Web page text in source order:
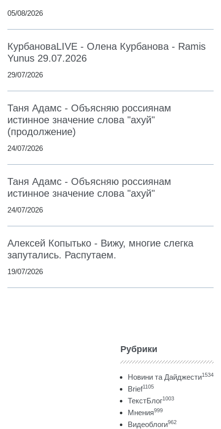
05/08/2026
КурбановаLIVE - Олена Курбанова - Ramis
Yunus 29.07.2026
29/07/2026
Таня Адамс - Объясняю россиянам
истинное значение слова "ахуй"
(продолжение)
24/07/2026
Таня Адамс - Объясняю россиянам
истинное значение слова "ахуй"
24/07/2026
Алексей Копытько - Вижу, многие слегка
запутались. Распутаем.
19/07/2026
Рубрики
Новини та Дайджести1534
Brief1105
ТекстБлог1003
Мнения999
Видеоблоги962